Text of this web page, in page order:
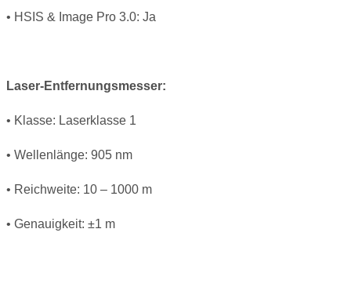
• HSIS & Image Pro 3.0: Ja
Laser-Entfernungsmesser:
• Klasse: Laserklasse 1
• Wellenlänge: 905 nm
• Reichweite: 10 – 1000 m
• Genauigkeit: ±1 m